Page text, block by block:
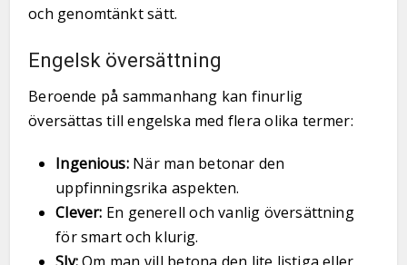
och genomtänkt sätt.
Engelsk översättning
Beroende på sammanhang kan finurlig
översättas till engelska med flera olika termer:
Ingenious:När man betonar den
uppfinningsrika aspekten.
Clever: En generell och vanlig översättning
för smart och klurig.